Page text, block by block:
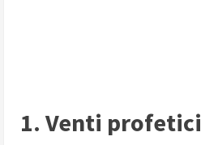
1. Venti profetici